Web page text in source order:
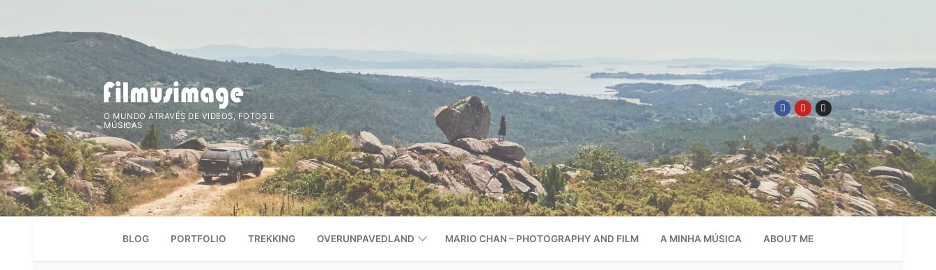
conteúdo
O MUNDO ATRAVÉS DE VIDEOS, FOTOS E
MÚSICAS
BLOG PORTFOLIO TREKKING OVERUNPAVEDLAND MARIO CHAN – PHOTOGRAPHY AND FILM A MINHA MÚSICA ABOUT ME